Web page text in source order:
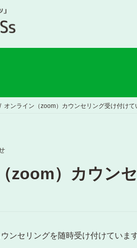
オンライン（zoom）カウンセリング受け付けて
zoom）カウン
ンセリングを随時受け付けています